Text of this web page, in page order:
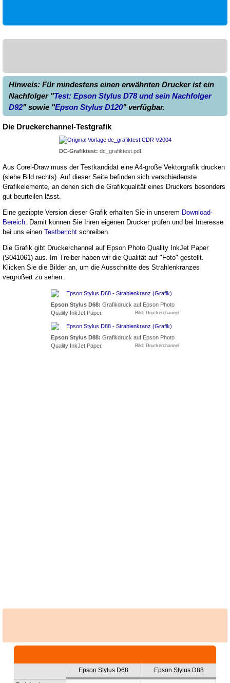
Hinweis: Für mindestens einen erwähnten Drucker ist ein
Nachfolger "Test: Epson Stylus D78 und sein Nachfolger
D92" sowie "Epson Stylus D120" verfügbar.
Die Druckerchannel-Testgrafik
DC-Grafiktest: dc_grafiktest.pdf.
Aus Corel-Draw muss der Testkandidat eine A4-große Vektorgrafik drucken
(siehe Bild rechts). Auf dieser Seite befinden sich verschiedenste
Grafikelemente, an denen sich die Grafikqualität eines Druckers besonders
gut beurteilen lässt.
Eine gezippte Version dieser Grafik erhalten Sie in unserem Download-
Bereich . Damit können Sie Ihren eigenen Drucker prüfen und bei Interesse
bei uns einen Testbericht schreiben.
Die Grafik gibt Druckerchannel auf Epson Photo Quality InkJet Paper
(S041061) aus. Im Treiber haben wir die Qualität auf "Foto" gestellt.
Klicken Sie die Bilder an, um die Ausschnitte des Strahlenkranzes
vergrößert zu sehen.
Epson Stylus D68: Grafikdruck auf Epson Photo
Quality InkJet Paper.
Bild: Druckerchannel
Epson Stylus D88: Grafikdruck auf Epson Photo
Quality InkJet Paper.
Bild: Druckerchannel
Epson Stylus D68 Epson Stylus D88